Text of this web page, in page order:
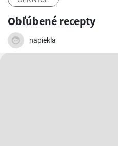
Obľúbené recepty
napiekla